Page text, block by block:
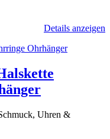
Details anzeigen
Uhren &